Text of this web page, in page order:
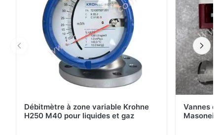
Débitmètre à zone variable Krohne
H250 M40 pour liquides et gaz
Vannes